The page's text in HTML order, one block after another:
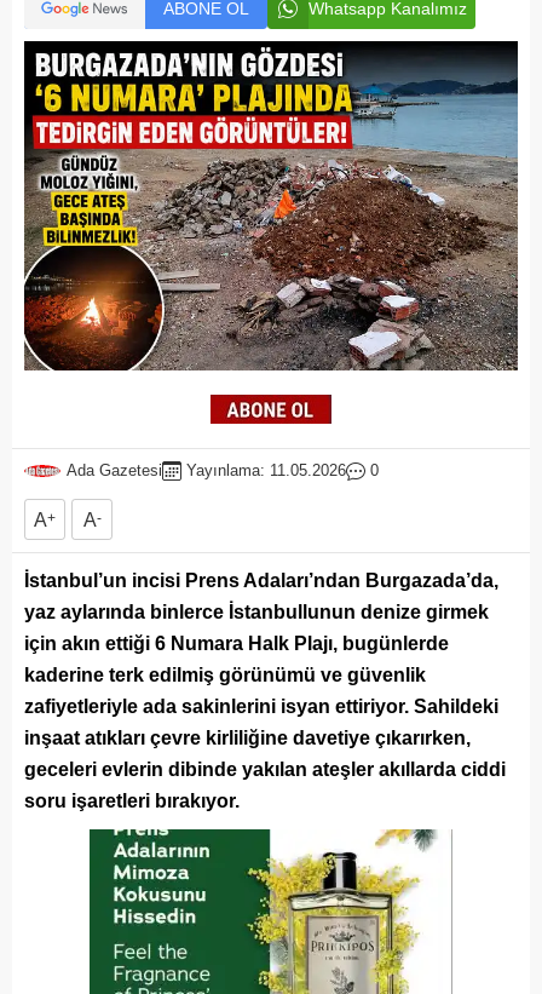
ABONE OL Whatsapp Kanalımız
Ada Gazetesi Yayınlama: 11.05.2026 0
A+ A-
İstanbul’un incisi Prens Adaları’ndan Burgazada’da,
yaz aylarında binlerce İstanbullunun denize girmek
için akın ettiği 6 Numara Halk Plajı, bugünlerde
kaderine terk edilmiş görünümü ve güvenlik
zafiyetleriyle ada sakinlerini isyan ettiriyor. Sahildeki
inşaat atıkları çevre kirliliğine davetiye çıkarırken,
geceleri evlerin dibinde yakılan ateşler akıllarda ciddi
soru işaretleri bırakıyor.